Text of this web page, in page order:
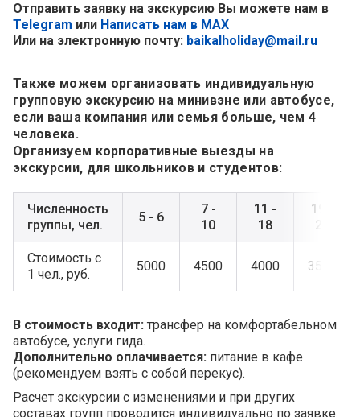
Отправить заявку на экскурсию Вы можете нам в
Telegram или Написать нам в MAX
Или на электронную почту: baikalholiday@mail.ru
Также можем организовать индивидуальную
групповую экскурсию на минивэне или автобусе,
если ваша компания или семья больше, чем 4
человека.
Организуем корпоративные выезды на
экскурсии, для школьников и студентов:
Численность
группы, чел.
5 - 6
7 -
10
11 -
18
19 -
25
Стоимость с
1 чел., руб.
5000 4500 4000 3500
В стоимость входит: трансфер на комфортабельном
автобусе, услуги гида.
Дополнительно оплачивается: питание в кафе
(рекомендуем взять с собой перекус).
Расчет экскурсии с изменениями и при других
составах групп проводится индивидуально по заявке.